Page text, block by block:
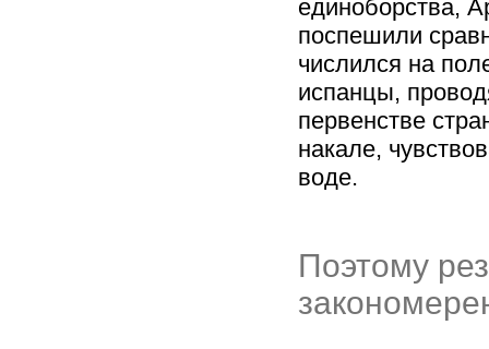
единоборства,
поспешили
числился на
испанцы,
первенстве
накале,
воде.
Поэтому